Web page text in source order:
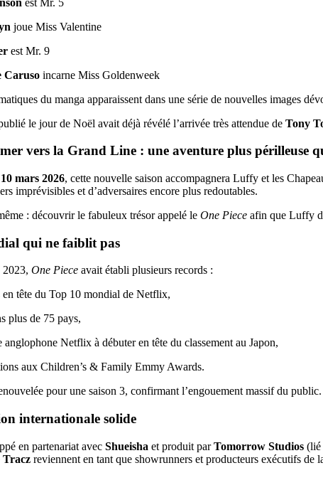
joue Miss Valentine
est Mr. 9
Caruso incarne Miss Goldenweek
du manga apparaissent dans une série de nouvelles images
le jour de Noël avait déjà révélé l’arrivée très attendue de Tony
vers la Grand Line : une aventure plus périlleuse
10 mars 2026, cette nouvelle saison accompagnera Luffy et les
imprévisibles et d’adversaires encore plus redoutables.
: découvrir le fabuleux trésor appelé le One Piece afin que Luffy
qui ne faiblit pas
2023, One Piece avait établi plusieurs records :
en tête du Top 10 mondial de Netflix,
plus de 75 pays,
anglophone Netflix à débuter en tête du classement au Japon,
aux Children’s & Family Emmy Awards.
pour une saison 3, confirmant l’engouement massif du public.
internationale solide
en partenariat avec Shueisha et produit parTomorrow Studios (lié
Tracz reviennent en tant que showrunners et producteurs exécutifs de